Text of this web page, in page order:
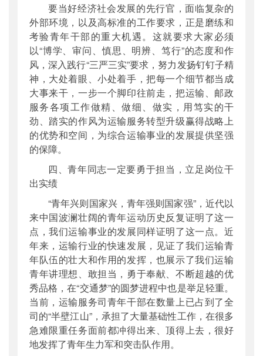
要当好经济社会发展的先行官，面临复杂的
外部环境，以及高标准的工作要求，正是磨练和
考验青年干部的重大机遇。这就要求大家必须
以“博学、审问、慎思、明辨、笃行”的态度和作
风，深入践行“三严三实”要求，努力发扬钉钉子精
神，大处着眼、小处着手，把每一个细节都当成
大事来干，一步一个脚印往前走，把运输、邮政
服务各项工作做精、做细、做实，用笃实的干
劲、踏实的作风为运输服务转型升级赢得战略上
的优势和空间，为综合运输事业的发展提供坚强
的保障。
四、青年同志一定要勇于担当，立足岗位干
出实绩
“青年兴则国家兴，青年强则国家强”，近代以
来中国波澜壮阔的青年运动历史反复证明了这一
点，我们运输事业的发展同样证明了这一点。近
年来，运输行业的快速发展，见证了我们运输青
年队伍的壮大和作用的发挥，也展示了我们运输
青年讲理想、敢担当，勇于奉献、不断超越的优
秀品格，在“交通梦”的圆梦进程中也是举足轻重。
当前，运输服务司青年干部在数量上已占到了全
司的“半壁江山”，承担了大量基础性工作，在很多
急难限重任务面前都冲得出来、顶得上去，很好
地发挥了青年生力军和突击队作用。